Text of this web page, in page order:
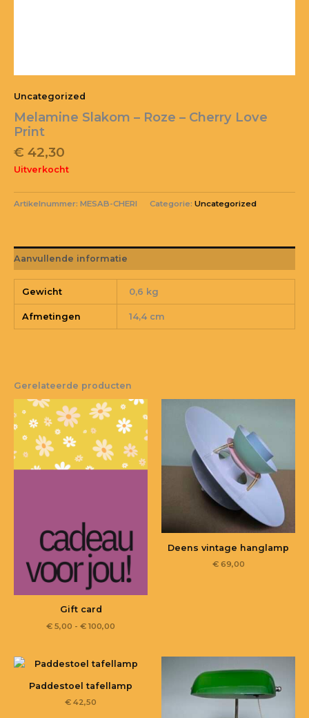
Uncategorized
Melamine Slakom – Roze – Cherry Love
Print
€ 42,30
Uitverkocht
Artikelnummer: MESAB-CHERI Categorie: Uncategorized
Aanvullende informatie
Gewicht 0,6 kg
Afmetingen 14,4 cm
Gerelateerde producten
Gift card
€ 5,00 - € 100,00
Deens vintage hanglamp
€69,00
Paddestoel tafellamp
€ 42,50